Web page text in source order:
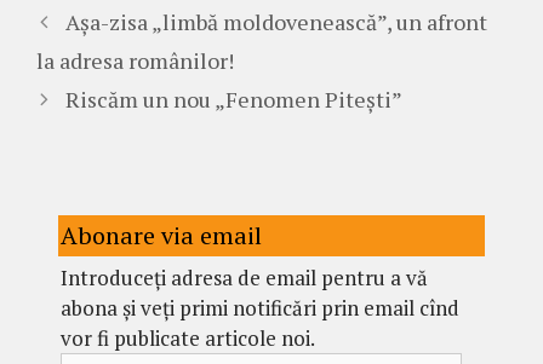
Așa-zisa „limbă moldovenească”, un afront
la adresa românilor!
Riscăm un nou „Fenomen Pitești”
Abonare via email
Introduceți adresa de email pentru a vă
abona și veți primi notificări prin email cînd
vor fi publicate articole noi.